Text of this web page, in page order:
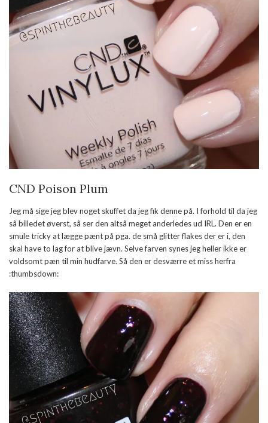
CND Poison Plum
Jeg må sige jeg blev noget skuffet da jeg fik denne på. I forhold til da jeg
så billedet øverst, så ser den altså meget anderledes ud IRL. Den er en
smule tricky at lægge pænt på pga. de små glitter flakes der er i, den
skal have to lag for at blive jævn. Selve farven synes jeg heller ikke er
voldsomt pæn til min hudfarve. Så den er desværre et miss herfra
:thumbsdown: